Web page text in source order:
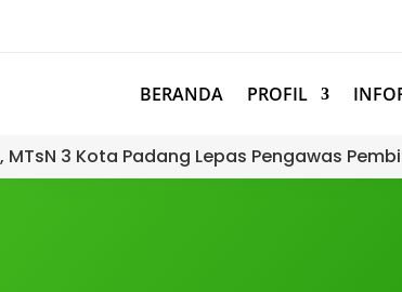
BERANDA PROFIL
3 Kota Padang Lepas Pengawas